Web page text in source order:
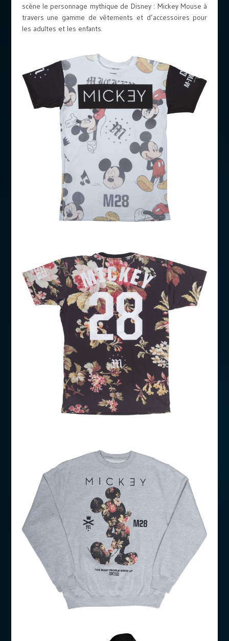
scène le personnage mythique de Disney : Mickey Mouse à
travers une gamme de vêtements et d’accessoires pour
les adultes et les enfants.